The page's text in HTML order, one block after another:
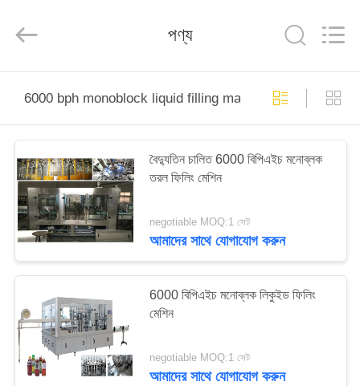
পণ্য
আমাদের
সম্পর্কে
কারখানা
মান
নিয়ন্ত্রণ
Management
Services
Rights
পণ্য
6000 bph monoblock liquid filling machine
বৈদ্যুতিন চালিত 6000 বিপিএইচ মনোব্লক
তরল ফিলিং মেশিন
negotiable MOQ:1 সেট
আমাদের সাথে যোগাযোগ করুন
6000 বিপিএইচ মনোব্লক লিকুইড ফিলিং
মেশিন
negotiable MOQ:1 সেট
আমাদের সাথে যোগাযোগ করুন